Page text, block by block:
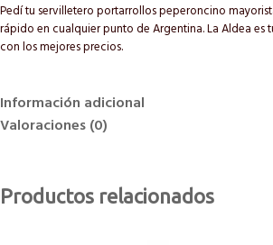
Pedí tu servilletero portarrollos peperoncino
rápido en cualquier punto de Argentina. La Aldea es
con los mejores precios.
Información adicional
Valoraciones (0)
Productos relacionados